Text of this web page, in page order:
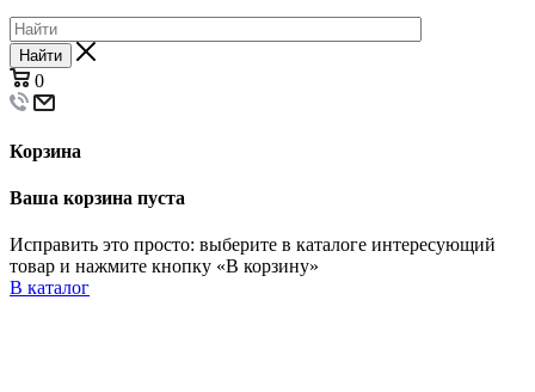
Найти
0
Корзина
Ваша корзина пуста
Исправить это просто: выберите в каталоге интересующий
товар и нажмите кнопку «В корзину»
В каталог